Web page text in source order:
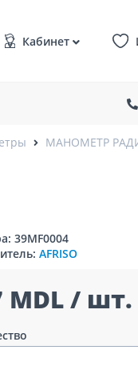
Кабинет
МАНОМЕТР
39MF0004
AFRISO
MDL / шт.